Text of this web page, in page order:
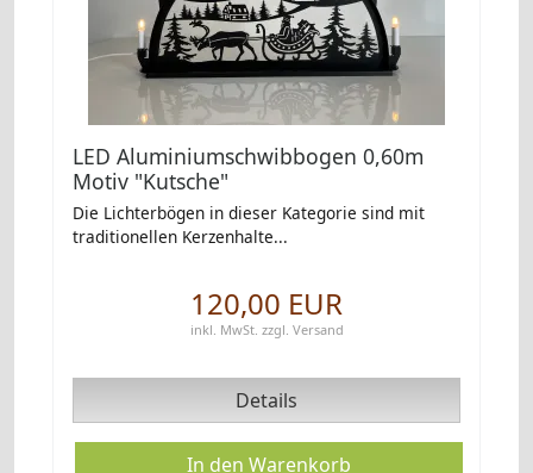
LED Aluminiumschwibbogen 0,60m
Motiv "Kutsche"
Die Lichterbögen in dieser Kategorie sind mit
traditionellen Kerzenhalte...
120,00 EUR
inkl. MwSt. zzgl. Versand
Details